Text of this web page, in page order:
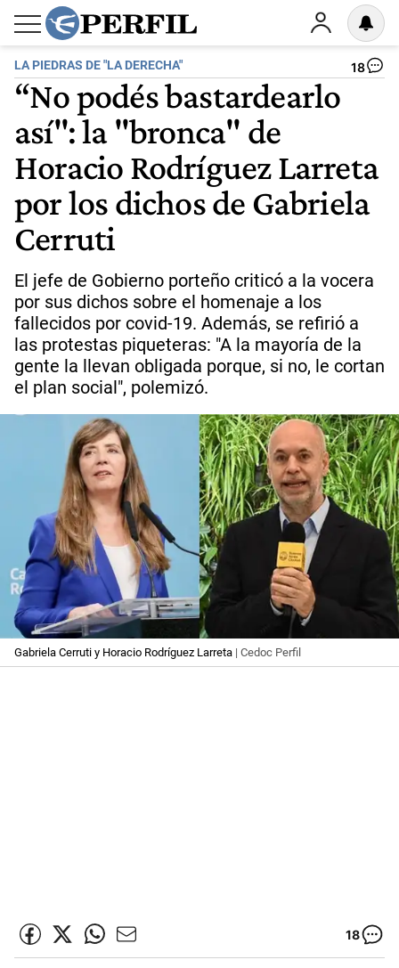
LA PIEDRAS DE "LA DERECHA" 18
“No podés bastardearlo
así": la "bronca" de
Horacio Rodríguez Larreta
por los dichos de Gabriela
Cerruti
El jefe de Gobierno porteño criticó a la vocera
por sus dichos sobre el homenaje a los
fallecidos por covid-19. Además, se refirió a
las protestas piqueteras: "A la mayoría de la
gente la llevan obligada porque, si no, le cortan
el plan social", polemizó.
Gabriela Cerruti y Horacio Rodríguez Larreta | Cedoc Perfil
18